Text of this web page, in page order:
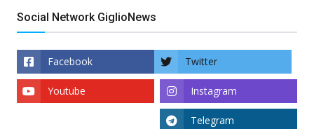
Social Network GiglioNews
Facebook Twitter
Instagram
Youtube
Telegram